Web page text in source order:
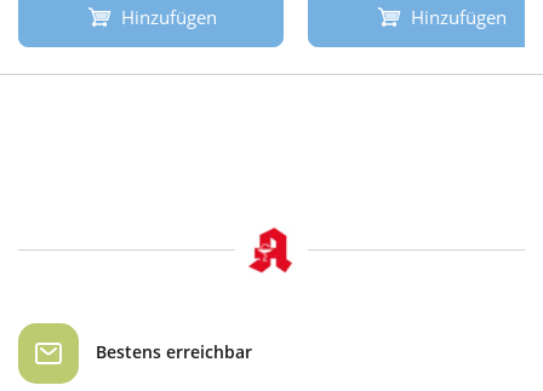
Hinzufügen Hinzufügen
Bestens erreichbar